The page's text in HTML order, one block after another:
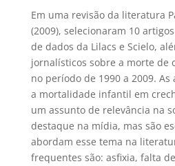
Em uma revisão da literatura
(2009), selecionaram 10
de dados da Lilacs e Scielo,
jornalísticos sobre a morte de
no período de 1990 a 2009.
a mortalidade infantil em
um assunto de relevância na
destaque na mídia, mas são
abordam esse tema na
frequentes são: asfixia, falta